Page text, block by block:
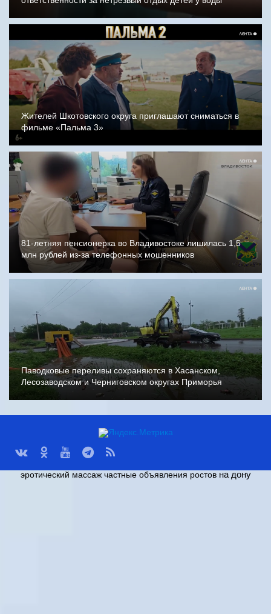
Жителей Шкотовского округа приглашают сниматься в
фильме «Пальма 3»
81-летняя пенсионерка во Владивостоке лишилась 1,5
млн рублей из-за телефонных мошенников
Паводковые переливы сохраняются в Хасанском,
Лесозаводском и Черниговском округах Приморья
эротический массаж частные объявления ростовна дону